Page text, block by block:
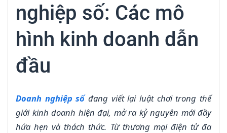
nghiệp số: Các mô
hình kinh doanh dẫn
đầu
Doanh nghiệp sốđang viết lại luật chơi trong thế
giới kinh doanh hiện đại, mở ra kỷ nguyên mới đầy
hứa hẹn và thách thức. Từ thương mại điện tử đa